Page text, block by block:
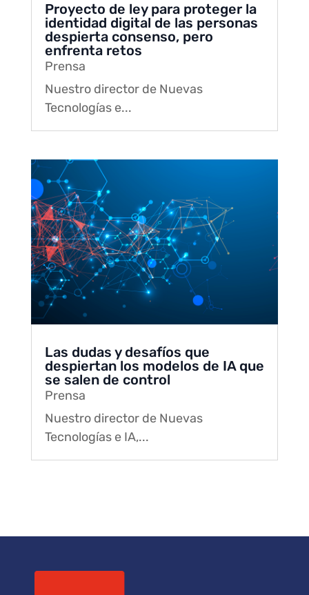
Proyecto de ley para proteger la
identidad digital de las personas
despierta consenso, pero
enfrenta retos
Prensa
Nuestro director de Nuevas
Tecnologías e...
Las dudas y desafíos que
despiertan los modelos de IA que
se salen de control
Prensa
Nuestro director de Nuevas
Tecnologías e IA,...